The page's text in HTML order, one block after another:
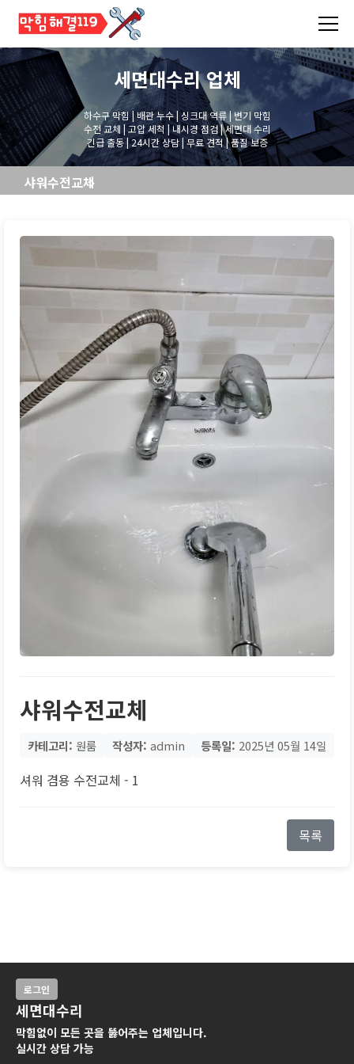
세면대수리업체
하수구 막힘 | 배관 누수 | 싱크대 역류 | 변기 막힘
수전 교체 | 고압 세척 | 내시경 점검 | 세면대 수리
긴급 출동 | 24시간 상담 | 무료 견적 | 품질 보증
샤워수전교체
샤워수전교체
카테고리: 원룸 작성자: admin 등록일: 2025년 05월 14일
셔워 겸용 수전교체 - 1
목록
로그인
세면대수리
막힘없이 모든 곳을 뚫어주는 업체입니다.
실시간 상담 가능